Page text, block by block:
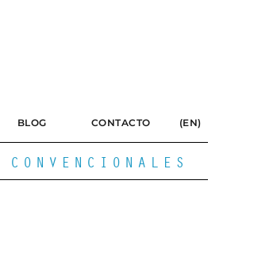
BLOG CONTACTO (EN)